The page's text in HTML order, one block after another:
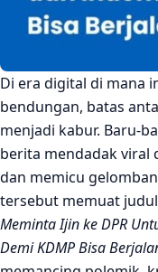
Peringatan Kritis:
Monopoli Pelat
Sisi Terang Skenario
Dimaksimalkan
1. Menahan Arus
2. Karpet Merah
Lokal
Kesimpulan:
Di era digital di mana
bendungan, batas
menjadi kabur. Baru-
berita mendadak viral
dan memicu
tersebut memuat
Meminta Ijin ke DPR
Demi KDMP Bisa